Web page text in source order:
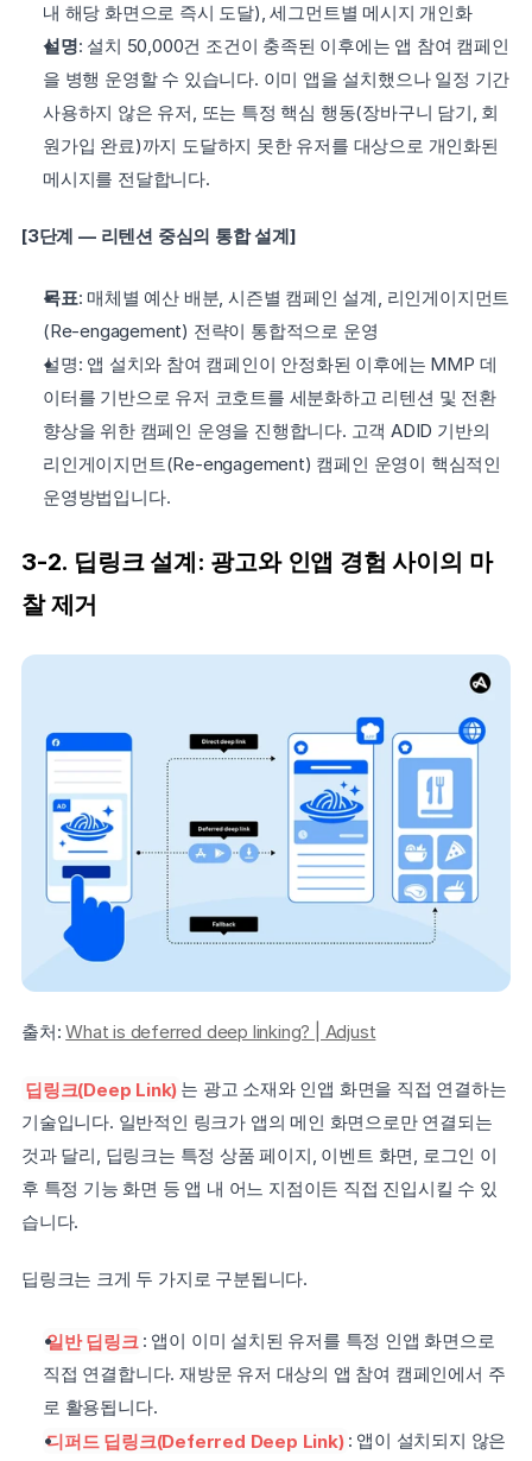
내 해당 화면으로 즉시 도달), 세그먼트별 메시지 개인화
설명: 설치 50,000건 조건이 충족된 이후에는 앱 참여 캠페인
을 병행 운영할 수 있습니다. 이미 앱을 설치했으나 일정 기간
사용하지 않은 유저, 또는 특정 핵심 행동(장바구니 담기, 회
원가입 완료)까지 도달하지 못한 유저를 대상으로 개인화된
메시지를 전달합니다.
[3단계 — 리텐션 중심의 통합 설계]
목표: 매체별 예산 배분, 시즌별 캠페인 설계, 리인게이지먼트
(Re-engagement) 전략이 통합적으로 운영
설명: 앱 설치와 참여 캠페인이 안정화된 이후에는 MMP 데
이터를 기반으로 유저 코호트를 세분화하고 리텐션 및 전환
향상을 위한 캠페인 운영을 진행합니다. 고객 ADID 기반의
리인게이지먼트(Re-engagement) 캠페인 운영이 핵심적인
운영방법입니다.
3-2. 딥링크 설계: 광고와 인앱 경험 사이의 마
찰 제거
출처: What is deferred deep linking? | Adjust
딥링크(Deep Link) 는 광고 소재와 인앱 화면을 직접 연결하는
기술입니다. 일반적인 링크가 앱의 메인 화면으로만 연결되는
것과 달리, 딥링크는 특정 상품 페이지, 이벤트 화면, 로그인 이
후 특정 기능 화면 등 앱 내 어느 지점이든 직접 진입시킬 수 있
습니다.
딥링크는 크게 두 가지로 구분됩니다.
일반 딥링크 : 앱이 이미 설치된 유저를 특정 인앱 화면으로
직접 연결합니다. 재방문 유저 대상의 앱 참여 캠페인에서 주
로 활용됩니다.
디퍼드 딥링크(Deferred Deep Link) : 앱이 설치되지 않은